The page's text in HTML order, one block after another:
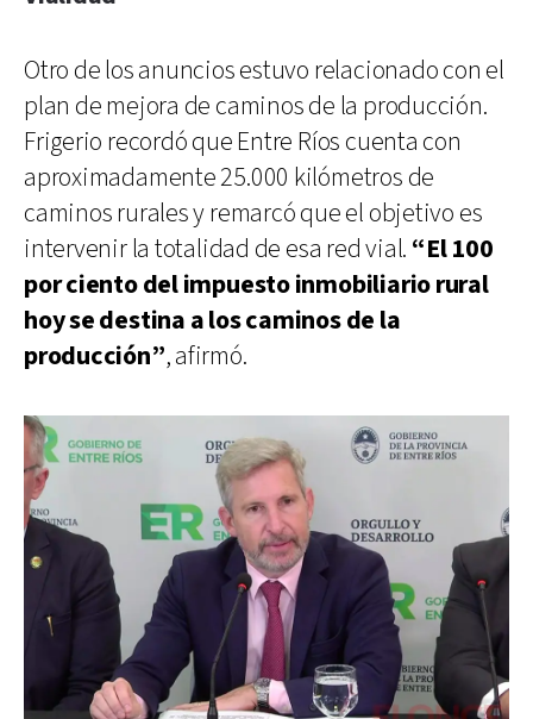
Otro de los anuncios estuvo relacionado con el
plan de mejora de caminos de la producción.
Frigerio recordó que Entre Ríos cuenta con
aproximadamente 25.000 kilómetros de
caminos rurales y remarcó que el objetivo es
intervenir la totalidad de esa red vial. “El 100
por ciento del impuesto inmobiliario rural
hoy se destina a los caminos de la
producción”, afirmó.